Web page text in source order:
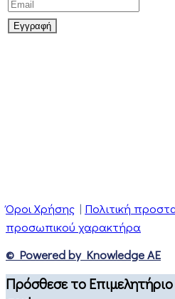
Όροι Χρήσης | Πολιτική
προσωπικού χαρακτήρα
© Powered by Knowledge AE
Πρόσθεσε το